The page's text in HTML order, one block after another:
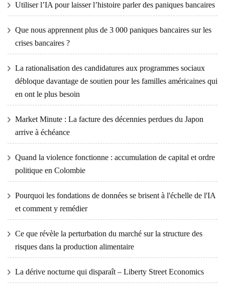
Utiliser l’IA pour laisser l’histoire parler des paniques bancaires
Que nous apprennent plus de 3 000 paniques bancaires sur les
crises bancaires ?
La rationalisation des candidatures aux programmes sociaux
débloque davantage de soutien pour les familles américaines qui
en ont le plus besoin
Market Minute : La facture des décennies perdues du Japon
arrive à échéance
Quand la violence fonctionne : accumulation de capital et ordre
politique en Colombie
Pourquoi les fondations de données se brisent à l'échelle de l'IA
et comment y remédier
Ce que révèle la perturbation du marché sur la structure des
risques dans la production alimentaire
La dérive nocturne qui disparaît – Liberty Street Economics